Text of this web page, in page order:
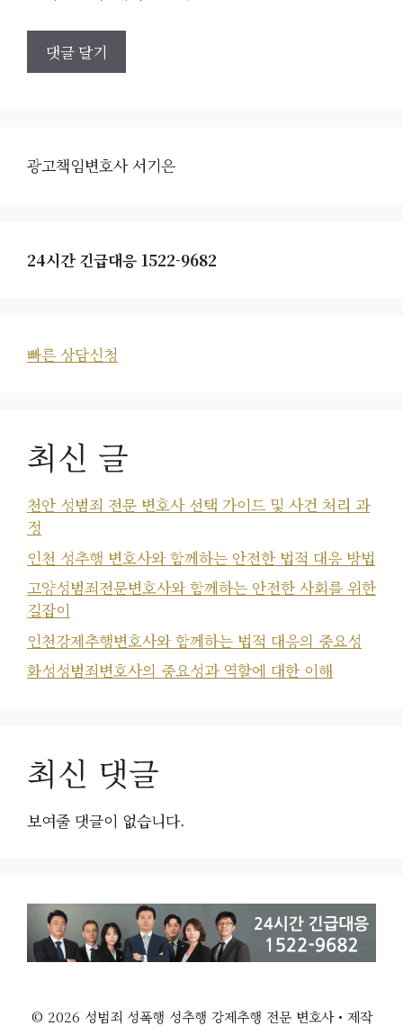
광고책임변호사 서기은
24시간 긴급대응 1522-9682
빠른 상담신청
최신 글
천안 성범죄 전문 변호사 선택 가이드 및 사건 처리 과
정
인천 성추행 변호사와 함께하는 안전한 법적 대응 방법
고양성범죄전문변호사와 함께하는 안전한 사회를 위한
길잡이
인천강제추행변호사와 함께하는 법적 대응의 중요성
화성성범죄변호사의 중요성과 역할에 대한 이해
최신 댓글
보여줄 댓글이 없습니다.
© 2026 성범죄 성폭행 성추행 강제추행 전문 변호사• 제작